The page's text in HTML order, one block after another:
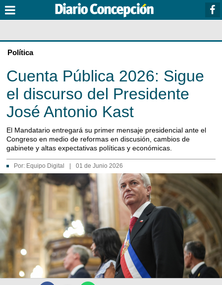
Política
Cuenta Pública 2026: Sigue
el discurso del Presidente
José Antonio Kast
El Mandatario entregará su primer mensaje presidencial ante el
Congreso en medio de reformas en discusión, cambios de
gabinete y altas expectativas políticas y económicas.
Por: Equipo Digital 01 de Junio 2026